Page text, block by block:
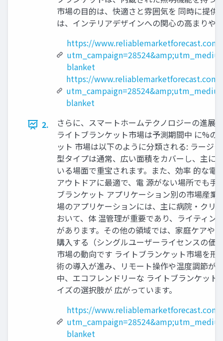
市場の目的は、快適さと雰囲気を 同時に提
は、インテリアデザインへの関心の高まりや
https://
blanket
https://
blanket
2.
さらに、スマートホームテクノロジーの進展
ライトブランケット市場は予測期間中 に%の
ット 市場は以下のように分類される: ラージ
型タイプは通常、広い面積をカバーし、主に
いる場面で重宝されます。また、効率 的な
アウトドアに最適で、電 源がない場所でも
ブランケット アプリケーション別の市場産
場のアプリケーションには、主に病院・クリ
おいて、体 温管理が重要であり、ライティ
があります。その他の領域では、家庭ケアや
購入する（シングルユーザーライセンスの
市場の動向です ライトブランケット市場を
術の導入が進み、リモート操作や温度調節が
中、エコフレンドリーな ライトブランケッ
イズの選択肢が 広がっています。
https://www.reliablemarketforecast.com/
blanket